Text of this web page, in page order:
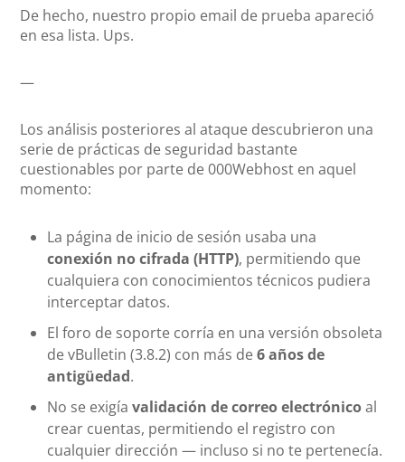
De hecho, nuestro propio email de prueba apareció
en esa lista. Ups.
—
Los análisis posteriores al ataque descubrieron una
serie de prácticas de seguridad bastante
cuestionables por parte de 000Webhost en aquel
momento:
La página de inicio de sesión usaba una
conexión no cifrada (HTTP), permitiendo que
cualquiera con conocimientos técnicos pudiera
interceptar datos.
El foro de soporte corría en una versión obsoleta
de vBulletin (3.8.2) con más de6 años de
antigüedad.
No se exigíavalidación de correo electrónicoal
crear cuentas, permitiendo el registro con
cualquier dirección — incluso si no te pertenecía.